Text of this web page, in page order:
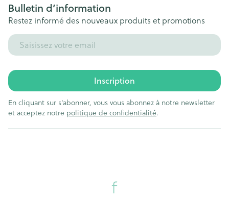
Bulletin d’information
Restez informé des nouveaux produits et promotions
Adresse mail
Inscription
En cliquant sur s'abonner, vous vous abonnez à notre newsletter
et acceptez notre politique de confidentialité.